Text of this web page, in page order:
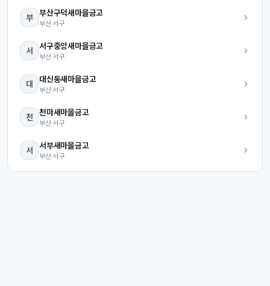
부 부산구덕새마을금고
부산 서구
서 서구중앙새마을금고
부산 서구
대 대신동새마을금고
부산 서구
천 천마새마을금고
부산 서구
서 서부새마을금고
부산 서구